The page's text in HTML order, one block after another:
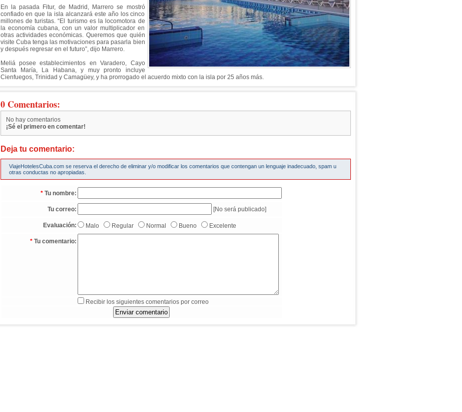
En la pasada Fitur, de Madrid, Marrero se mostró
confiado en que la isla alcanzará este año los cinco
millones de turistas. “El turismo es la locomotora de
la economía cubana, con un valor multiplicador en
otras actividades económicas. Queremos que quién
visite Cuba tenga las motivaciones para pasarla bien
y después regresar en el futuro”, dijo Marrero.
Meliá posee establecimientos en Varadero, Cayo
Santa María, La Habana, y muy pronto incluye
Cienfuegos, Trinidad y Camagüey, y ha prorrogado el acuerdo mixto con la isla por 25 años más.
0 Comentarios:
No hay comentarios
¡Sé el primero en comentar!
Deja tu comentario:
ViajeHotelesCuba.com se reserva el derecho de eliminar y/o modificar los comentarios que contengan un lenguaje inadecuado, spam u
otras conductas no apropiadas.
* Tu nombre:
Tu correo: [No será publicado]
Evaluación: Malo Regular Normal Bueno Excelente
* Tu comentario:
Recibir los siguientes comentarios por correo